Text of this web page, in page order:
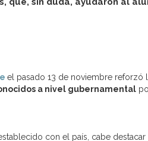
el pasado 13 de noviembre
a nivel gubernamental
con el país, cabe destacar